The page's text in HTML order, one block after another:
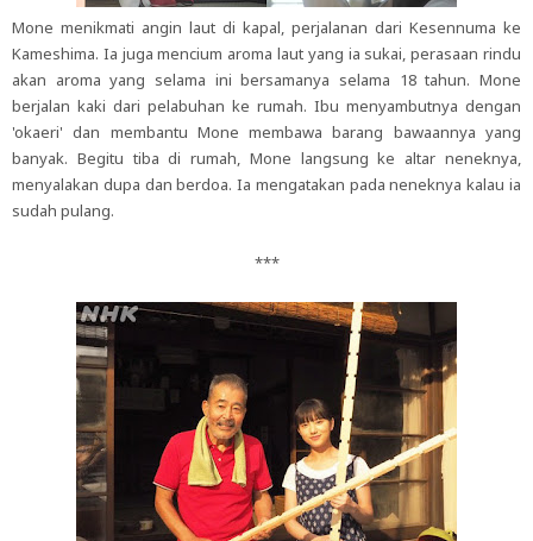
Mone menikmati angin laut di kapal, perjalanan dari Kesennuma ke
Kameshima. Ia juga mencium aroma laut yang ia sukai, perasaan rindu
akan aroma yang selama ini bersamanya selama 18 tahun. Mone
berjalan kaki dari pelabuhan ke rumah. Ibu menyambutnya dengan
'okaeri' dan membantu Mone membawa barang bawaannya yang
banyak. Begitu tiba di rumah, Mone langsung ke altar neneknya,
menyalakan dupa dan berdoa. Ia mengatakan pada neneknya kalau ia
sudah pulang.
***